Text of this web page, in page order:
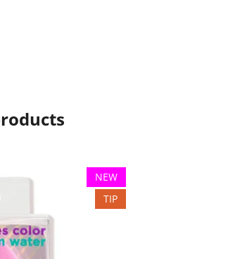
NEW
TIP